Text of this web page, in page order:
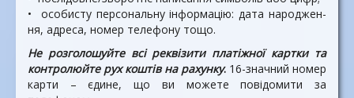
• особисту персональну ін­формацію: дата народжен­
ня, адреса, номер телефону тощо.
Не розголошуйте всі рекві­зити платіжної картки та
контролюйте рух коштів на рахунку. 16-значний номер
карти – єди­не, що ви можете повідомити за